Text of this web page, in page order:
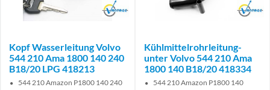
Brand
Kopf Wasserleitung Volvo
544 210 Ama 1800 140 240
B18/20 LPG 418213
544 210 Amazon P1800 140 240
Brand
Kühlmittelrohrleitung-
unter Volvo 544 210 Ama
1800 140 B18/20 418334
544 210 Amazon P1800 140